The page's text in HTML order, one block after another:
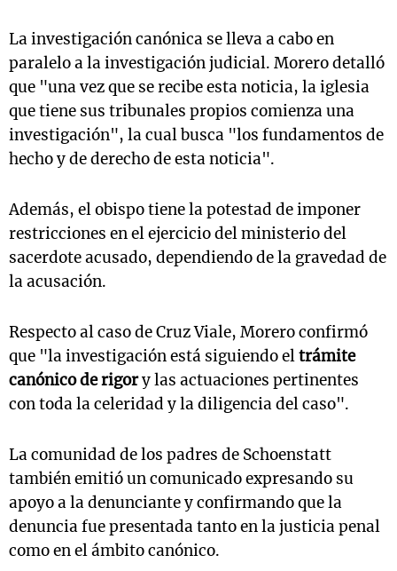
La investigación canónica se lleva a cabo en
paralelo a la investigación judicial. Morero detalló
que "una vez que se recibe esta noticia, la iglesia
que tiene sus tribunales propios comienza una
investigación", la cual busca "los fundamentos de
hecho y de derecho de esta noticia".
Además, el obispo tiene la potestad de imponer
restricciones en el ejercicio del ministerio del
sacerdote acusado, dependiendo de la gravedad de
la acusación.
Respecto al caso de Cruz Viale, Morero confirmó
que "la investigación está siguiendo eltrámite
canónico de rigory las actuaciones pertinentes
con toda la celeridad y la diligencia del caso".
La comunidad de los padres de Schoenstatt
también emitió un comunicado expresando su
apoyo a la denunciante y confirmando que la
denuncia fue presentada tanto en la justicia penal
como en el ámbito canónico.